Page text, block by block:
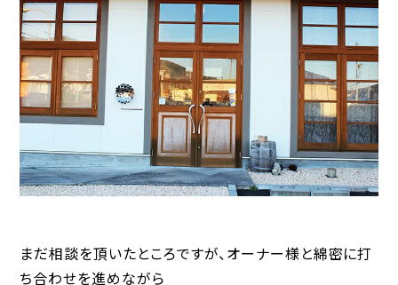
まだ相談を頂いたところですが、オーナー様と綿密に打
ち合わせを進めながら